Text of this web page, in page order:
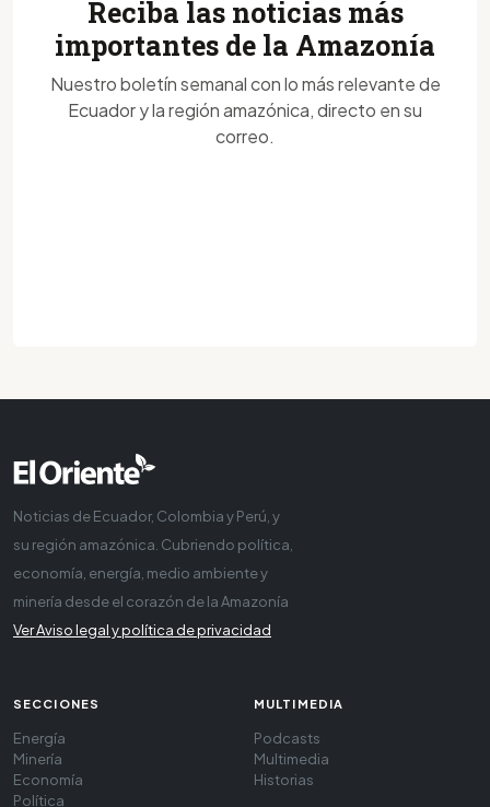
Reciba las noticias más
importantes de la Amazonía
Nuestro boletín semanal con lo más relevante de
Ecuador y la región amazónica, directo en su
correo.
Noticias de Ecuador, Colombia y Perú, y
su región amazónica. Cubriendo política,
economía, energía, medio ambiente y
minería desde el corazón de la Amazonía
Ver Aviso legal y política de privacidad
SECCIONES
Energía
Minería
Economía
Política
MULTIMEDIA
Podcasts
Multimedia
Historias